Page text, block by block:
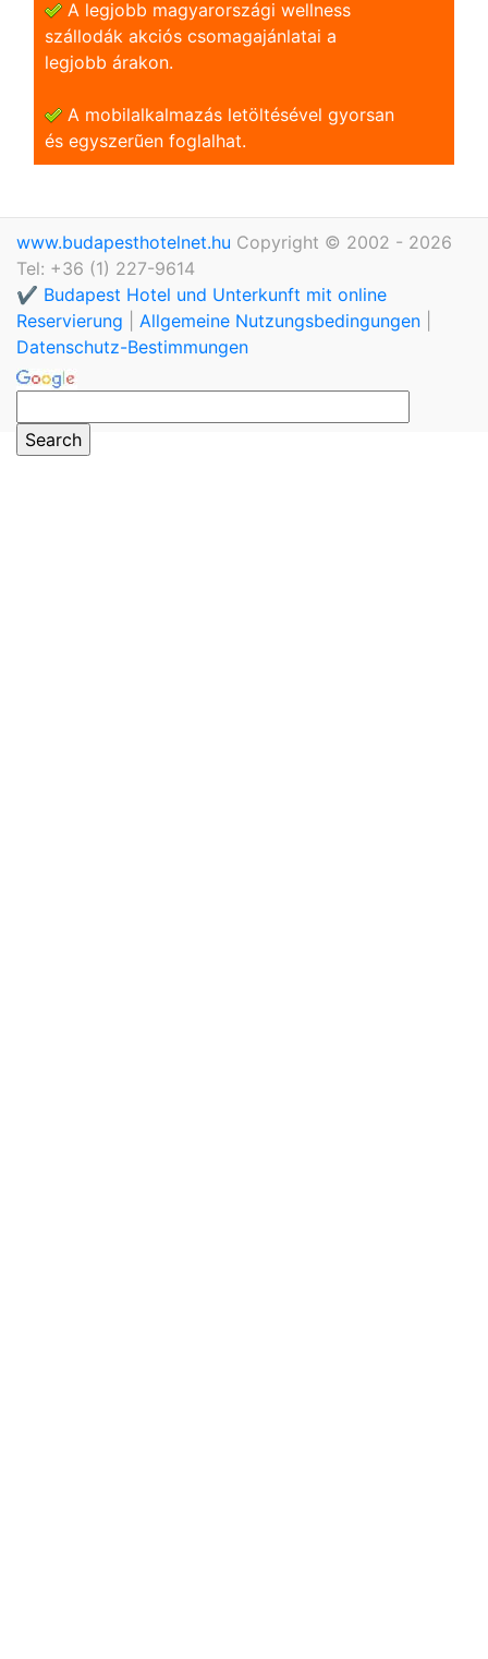
A legjobb magyarországi wellness
szállodák akciós csomagajánlatai a
legjobb árakon.
A mobilalkalmazás letöltésével gyorsan
és egyszerũen foglalhat.
www.budapesthotelnet.hu Copyright © 2002 - 2026
Tel: +36 (1) 227-9614
✔️ Budapest Hotel und Unterkunft mit online
Reservierung
Allgemeine Nutzungsbedingungen
Datenschutz-Bestimmungen